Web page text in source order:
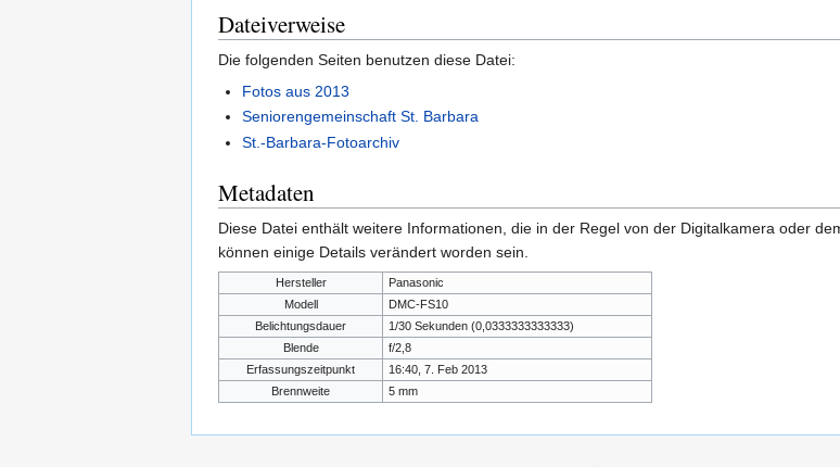
Dateiverweise
Die folgenden Seiten benutzen diese Datei:
Fotos aus 2013
Seniorengemeinschaft St. Barbara
St.-Barbara-Fotoarchiv
Metadaten
Diese Datei enthält weitere Informationen, die in der Regel von der Digitalkamera oder
können einige Details verändert worden sein.
Hersteller
Panasonic
Modell
DMC-FS10
Belichtungsdauer
1/30 Sekunden (0,0333333333333)
Blende
f/2,8
Erfassungszeitpunkt
16:40, 7. Feb 2013
Brennweite
5 mm